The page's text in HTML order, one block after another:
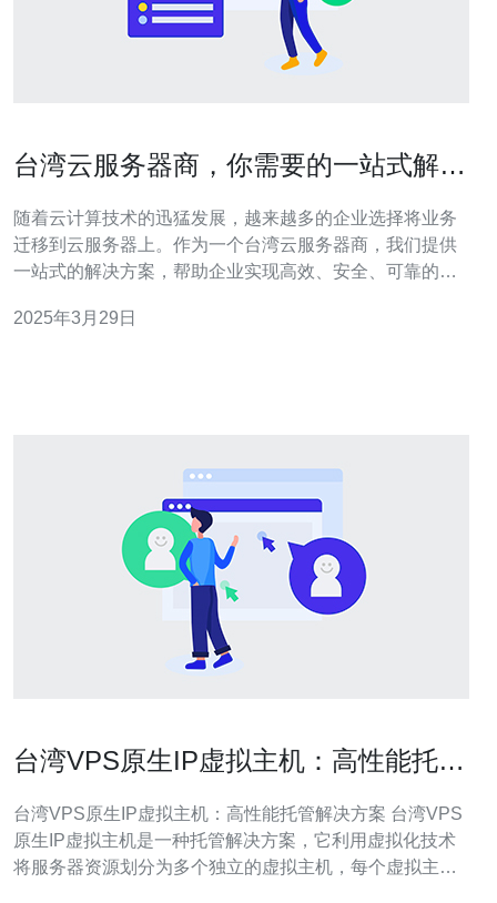
台湾云服务器商，你需要的一站式解决
随着云计算技术的迅猛发展，越来越多的企业选择将业务
迁移到云服务器上。作为一个台湾云服务器商，我们提供
一站式的解决方案，帮助企业实现高效、安全、可靠的云
的设备和强大的网络基础设施，确保稳定的服务器运行。
2025年3月29日
台湾VPS原生IP虚拟主机：高性能托管
台湾VPS原生IP虚拟主机：高性能托管解决方案 台湾VPS
原生IP虚拟主机是一种托管解决方案，它利用虚拟化技术
将服务器资源划分为多个独立的虚拟主机，每个虚拟主机